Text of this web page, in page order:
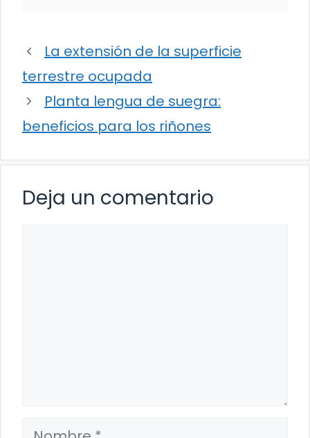
La extensión de la superficie
terrestre ocupada
Planta lengua de suegra:
beneficios para los riñones
Deja un comentario
Nombre